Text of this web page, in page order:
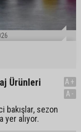
Ürünleri
bakışlar, sezon
yer alıyor.
A+
A-